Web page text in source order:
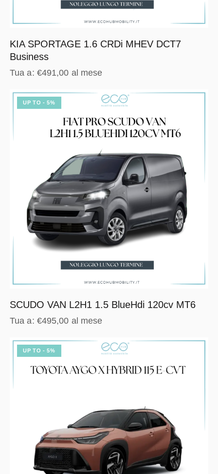
KIA SPORTAGE 1.6 CRDi MHEV DCT7
Business
Tua a: €491,00 al mese
UP TO - 5%
SCUDO VAN L2H1 1.5 BlueHdi 120cv MT6
Tua a: €495,00 al mese
UP TO - 5%